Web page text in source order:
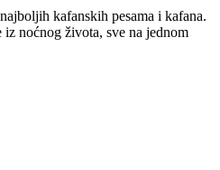
kafanskih pesama i kafana.
iz noćnog života, sve na jednom